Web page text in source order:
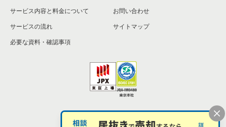
サービス内容と料金について
サービスの流れ
必要な資料・確認事項
お問い合わせ
サイトマップ
個人情報の取扱い